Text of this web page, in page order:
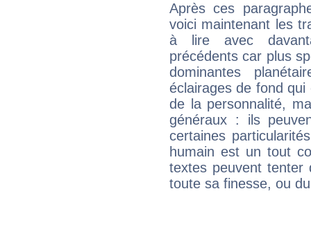
Après ces
voici maintenant les
à lire avec
précédents car plus
dominantes
éclairages de fond
de la personnalité,
généraux : ils
certaines
humain est un tout
textes peuvent tenter
toute sa finesse, ou